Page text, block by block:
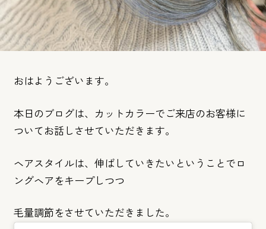
おはようございます。
本日のブログは、カットカラーでご来店のお客様に
ついてお話しさせていただきます。
ヘアスタイルは、伸ばしていきたいということでロ
ングヘアをキープしつつ
毛量調節をさせていただきました。